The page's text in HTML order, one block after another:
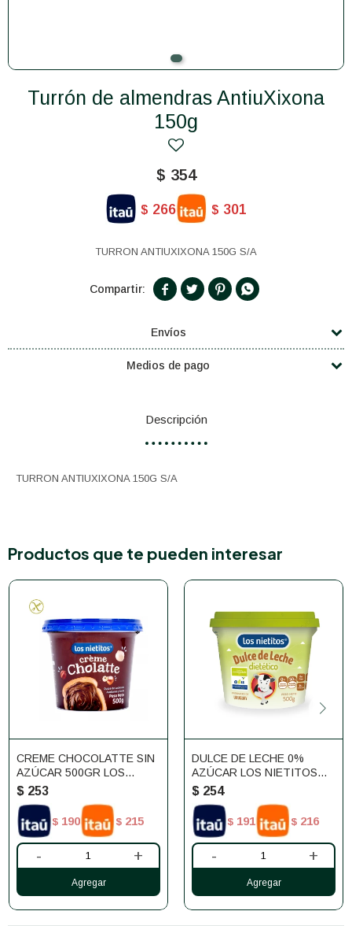
Turrón de almendras AntiuXixona
150g
$ 354
$ 266 $ 301
TURRON ANTIUXIXONA 150G S/A
   
Envíos
Medios de pago
Descripción
TURRON ANTIUXIXONA 150G S/A
Productos que te pueden interesar
CREME CHOCOLATTE SIN
AZÚCAR 500GR LOS
NIETITOS
$ 253
$ 190 $ 215
- +
DULCE DE LECHE 0%
AZÚCAR LOS NIETITOS
500G
$ 254
$ 191 $ 216
- +